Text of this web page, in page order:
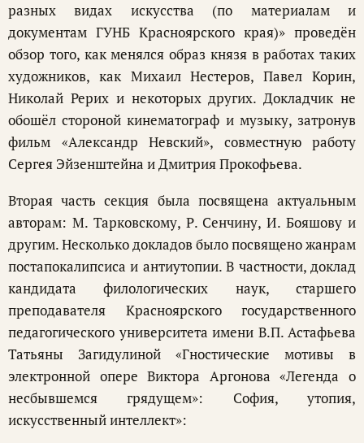
разных видах искусства (по материалам и
документам ГУНБ Красноярского края)» проведён
обзор того, как менялся образ князя в работах таких
художников, как Михаил Нестеров, Павел Корин,
Николай Рерих и некоторых других. Докладчик не
обошёл стороной кинематограф и музыку, затронув
фильм «Александр Невский», совместную работу
Сергея Эйзенштейна и Дмитрия Прокофьева.
Вторая часть секция была посвящена актуальным
авторам: М. Тарковскому, Р. Сенчину, И. Бояшову и
другим. Несколько докладов было посвящено жанрам
постапокалипсиса и антиутопии. В частности, доклад
кандидата филологических наук, старшего
преподавателя Красноярского государственного
педагогического университета имени В.П. Астафьева
Татьяны Загидулиной «Гностические мотивы в
электронной опере Виктора Аргонова «Легенда о
несбывшемся грядущем»: София, утопия,
искусственный интеллект»: